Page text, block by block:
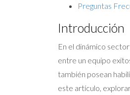
Preguntas
Introducción
En el dinámico
entre un equipo
también posean
este artículo,